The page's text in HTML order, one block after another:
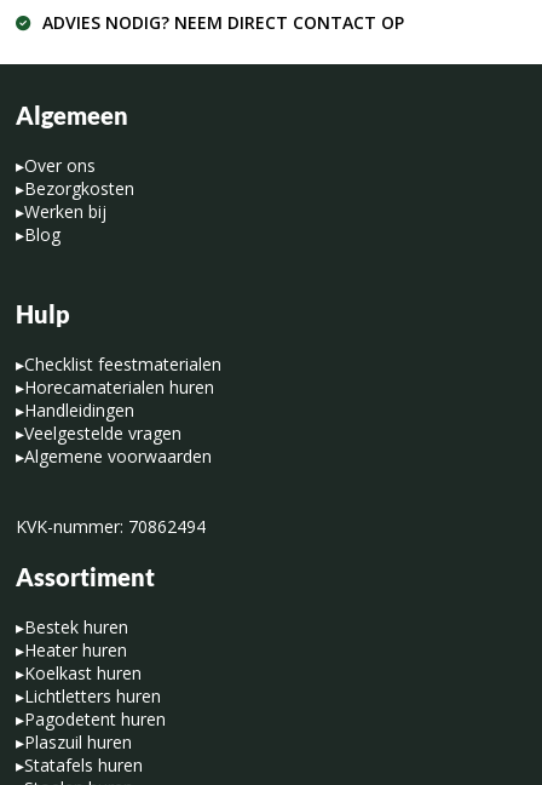
ADVIES NODIG? NEEM DIRECT CONTACT OP
Algemeen
▸Over ons
▸Bezorgkosten
▸Werken bij
▸Blog
Hulp
▸Checklist feestmaterialen
▸Horecamaterialen huren
▸Handleidingen
▸Veelgestelde vragen
▸Algemene voorwaarden
KVK-nummer: 70862494
Assortiment
▸Bestek huren
▸Heater huren
▸Koelkast huren
▸Lichtletters huren
▸Pagodetent huren
▸Plaszuil huren
▸Statafels huren